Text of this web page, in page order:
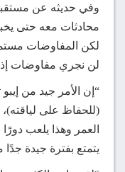
وفي حديثه عن
محادثات معه حتى
لكن المفاوضات
لن نجري مفاوضات
“إن الأمر جيد من
(للحفاظ على لياقته)،
العمر وهذا يلعب
يتمتع بفترة جيدة جدًا